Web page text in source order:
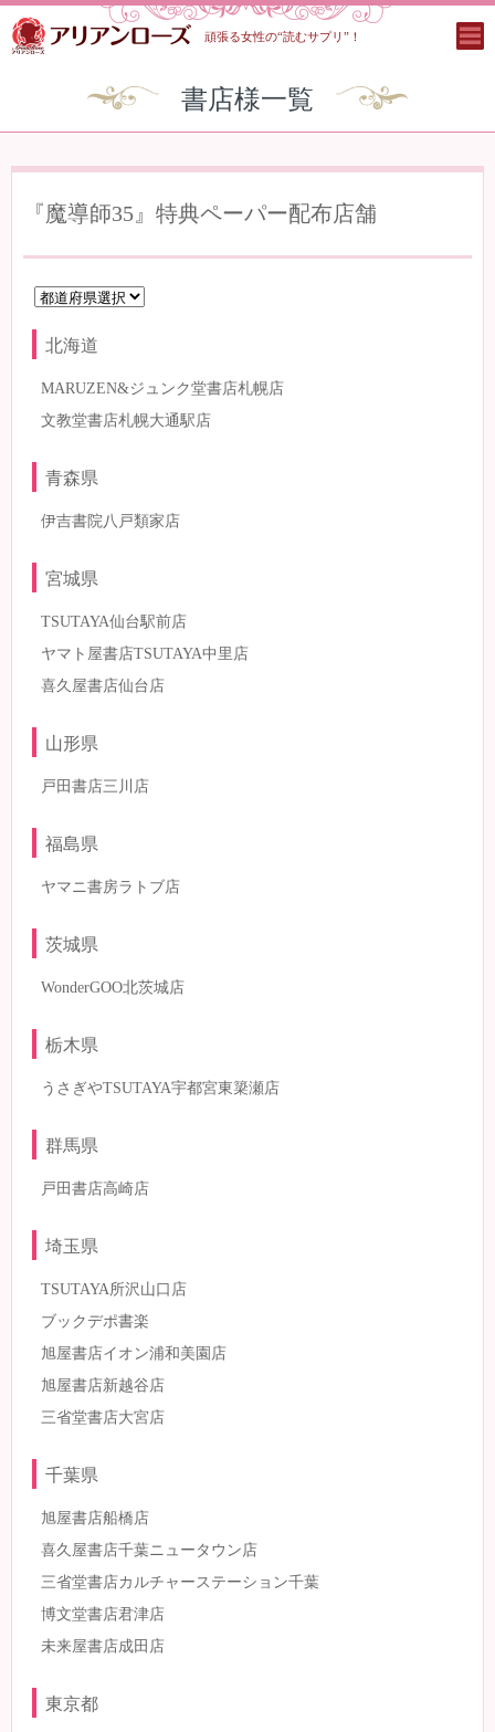
頑張る女性の“読むサプリ”！
書店様一覧
『魔導師35』特典ペーパー配布店舗
北海道
MARUZEN&ジュンク堂書店札幌店
文教堂書店札幌大通駅店
青森県
伊吉書院八戸類家店
宮城県
TSUTAYA仙台駅前店
ヤマト屋書店TSUTAYA中里店
喜久屋書店仙台店
山形県
戸田書店三川店
福島県
ヤマニ書房ラトブ店
茨城県
WonderGOO北茨城店
栃木県
うさぎやTSUTAYA宇都宮東簗瀬店
群馬県
戸田書店高崎店
埼玉県
TSUTAYA所沢山口店
ブックデポ書楽
旭屋書店イオン浦和美園店
旭屋書店新越谷店
三省堂書店大宮店
千葉県
旭屋書店船橋店
喜久屋書店千葉ニュータウン店
三省堂書店カルチャーステーション千葉
博文堂書店君津店
未来屋書店成田店
東京都